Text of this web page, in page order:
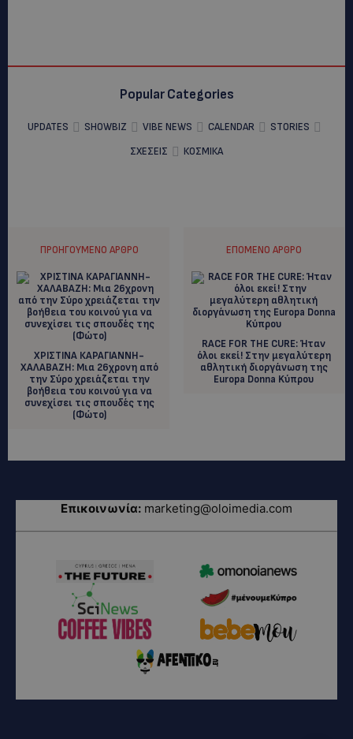
Popular Categories
UPDATES SHOWBIZ VIBE NEWS CALENDAR
STORIES
ΣΧΕΣΕΙΣ
ΚΟΣΜΙΚΑ
ΠΡΟΗΓΟΎΜΕΝΟ ΆΡΘΡΟ
ΧΡΙΣΤΙΝΑ ΚΑΡΑΓΙΑΝΝΗ-
ΧΑΛΑΒΑΖΗ: Μια 26χρονη από
την Σύρο χρειάζεται την
βοήθεια του κοινού για να
συνεχίσει τις σπουδές της
(Φώτο)
ΕΠΌΜΕΝΟ ΆΡΘΡΟ
RACE FOR THE CURE: Ήταν
όλοι εκεί! Στην μεγαλύτερη
αθλητική διοργάνωση της
Europa Donna Kύπρου
Επικοινωνία: marketing@oloimedia.com